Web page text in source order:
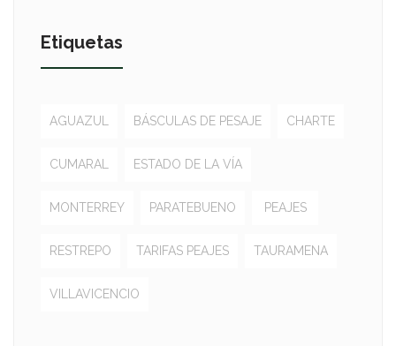
Etiquetas
AGUAZUL BÁSCULAS DE PESAJE CHARTE
CUMARAL ESTADO DE LA VÍA
MONTERREY PARATEBUENO PEAJES
RESTREPO TARIFAS PEAJES TAURAMENA
VILLAVICENCIO